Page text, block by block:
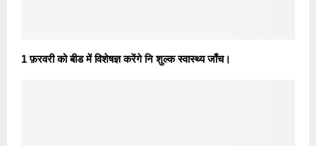
1 फ़रवरी को बीड में विशेषज्ञ करेंगे नि शुल्क स्वास्थ्य जाँच।